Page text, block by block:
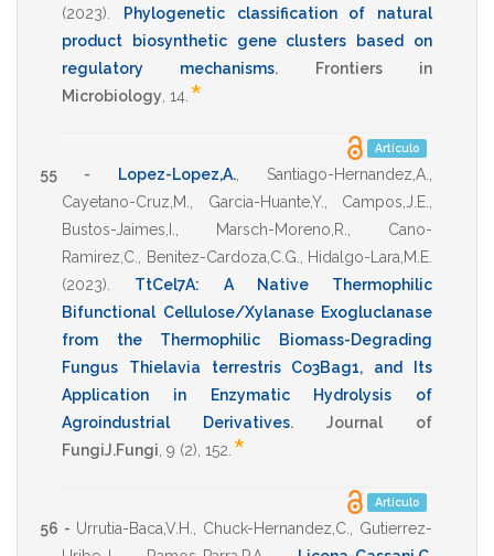
(2023)
Phylogenetic classification of natural
product biosynthetic gene clusters based on
regulatory mechanisms.
Frontiers in
Microbiology 14 *
Artículo
55 - Lopez-Lopez,A., Santiago-Hernandez,A.
Cayetano-Cruz,M.
Garcia-Huante,Y. Campos,J.E.
Bustos-Jaimes,I.
Marsch-Moreno,R.
Cano-
Ramirez,C.
Benitez-Cardoza,C.G.
Hidalgo-Lara,M.E.
(2023)
TtCel7A: A Native Thermophilic
Bifunctional Cellulose/Xylanase Exogluclanase
from the Thermophilic Biomass-Degrading
Fungus Thielavia terrestris Co3Bag1, and Its
Application in Enzymatic Hydrolysis of
Agroindustrial Derivatives.
Journal of
FungiJ.Fungi 9 (2), 152 *
Artículo
56 - Urrutia-Baca,V.H. Chuck-Hernandez,C.
Gutierrez-